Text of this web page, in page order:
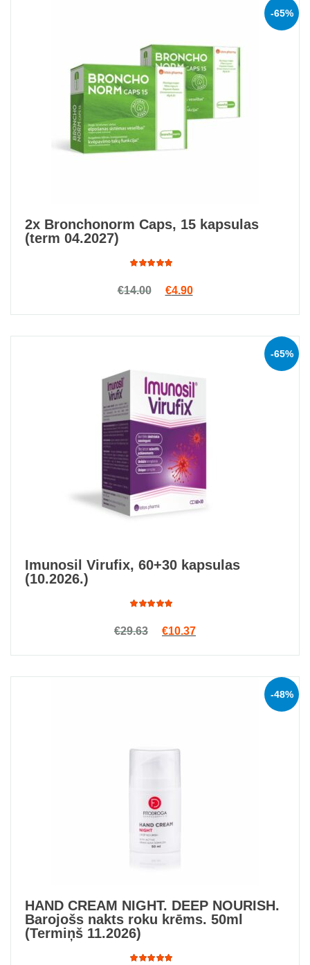
-65%
2x Bronchonorm Caps, 15 kapsulas
(term 04.2027)
4.85
out
€14.00 Original price was: €14.00.
€4.90Current price is: €4.90.
-65%
Imunosil Virufix, 60+30 kapsulas
(10.2026.)
5.00
out
€29.63 Original price was: €29.63.
€10.37Current price is:
-48%
HAND CREAM NIGHT. DEEP NOURISH.
Barojošs nakts roku krēms. 50ml
(Termiņš 11.2026)